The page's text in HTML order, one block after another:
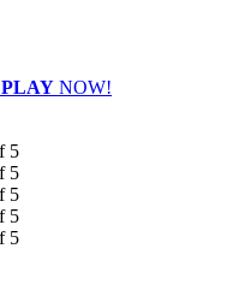
PLAY NOW!